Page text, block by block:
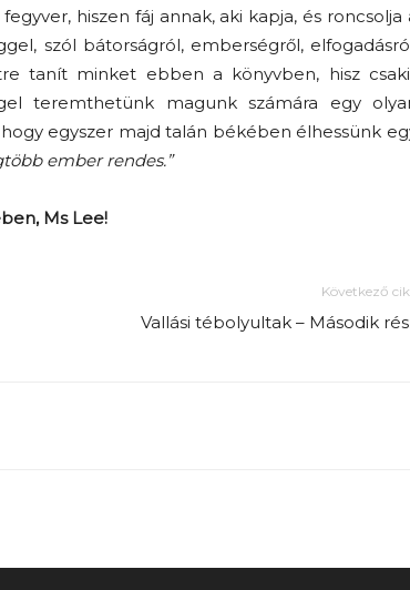
hiszen fáj annak, aki kapja, és roncsolja
szól bátorságról, emberségről,
tanít minket ebben a könyvben, hisz
teremthetünk magunk számára egy
egyszer majd talán békében élhessünk
ember rendes.”
Ms Lee!
Következő
Vallási tébolyultak – Második